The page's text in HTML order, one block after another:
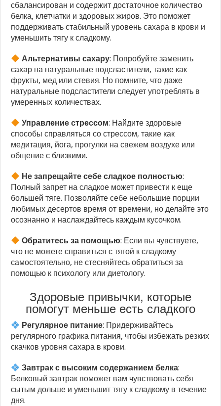
сбалансирован и содержит достаточное количество
белка, клетчатки и здоровых жиров. Это поможет
поддерживать стабильный уровень сахара в крови и
уменьшить тягу к сладкому.
Альтернативы сахару: Попробуйте заменить
сахар на натуральные подсластители, такие как
фрукты, мед или стевия. Но помните, что даже
натуральные подсластители следует употреблять в
умеренных количествах.
Управление стрессом: Найдите здоровые
способы справляться со стрессом, такие как
медитация, йога, прогулки на свежем воздухе или
общение с близкими.
Не запрещайте себе сладкое полностью:
Полный запрет на сладкое может привести к еще
большей тяге. Позволяйте себе небольшие порции
любимых десертов время от времени, но делайте это
осознанно и наслаждайтесь каждым кусочком.
Обратитесь за помощью: Если вы чувствуете,
что не можете справиться с тягой к сладкому
самостоятельно, не стесняйтесь обратиться за
помощью к психологу или диетологу.
Здоровые привычки, которые
помогут меньше есть сладкого
Регулярное питание: Придерживайтесь
регулярного графика питания, чтобы избежать резких
скачков уровня сахара в крови.
Завтрак с высоким содержанием белка:
Белковый завтрак поможет вам чувствовать себя
сытым дольше и уменьшит тягу к сладкому в течение
дня.